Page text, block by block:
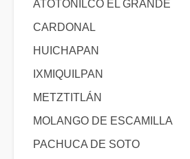
ATOTONILCO EL GRANDE
CARDONAL
HUICHAPAN
IXMIQUILPAN
METZTITLÁN
MOLANGO DE ESCAMILLA
PACHUCA DE SOTO